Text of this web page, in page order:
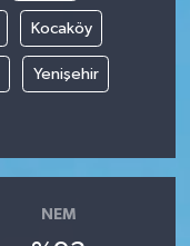
Kocaköy
Yenişehir
NEM